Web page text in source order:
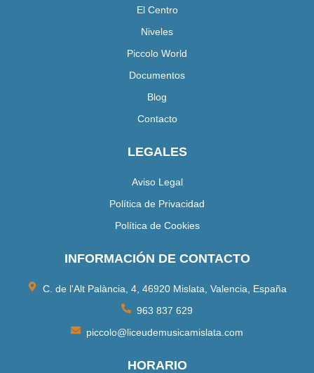
El Centro
Niveles
Piccolo World
Documentos
Blog
Contacto
LEGALES
Aviso Legal
Política de Privacidad
Política de Cookies
INFORMACIÓN DE CONTACTO
C. de l'Alt Palància, 4, 46920 Mislata, Valencia, España
963 837 629
piccolo@liceudemusicamislata.com
HORARIO